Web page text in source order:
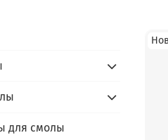
для смолы